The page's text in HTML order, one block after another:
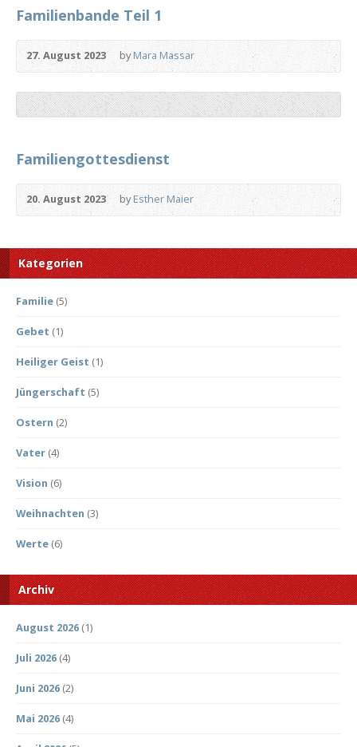
Familienbande Teil 1
27. August 2023 byMara Massar
Familiengottesdienst
20. August 2023 byEsther Maier
Kategorien
Familie (5)
Gebet (1)
Heiliger Geist (1)
Jüngerschaft (5)
Ostern (2)
Vater (4)
Vision (6)
Weihnachten (3)
Werte (6)
Archiv
August 2026 (1)
Juli 2026 (4)
Juni 2026 (2)
Mai 2026 (4)